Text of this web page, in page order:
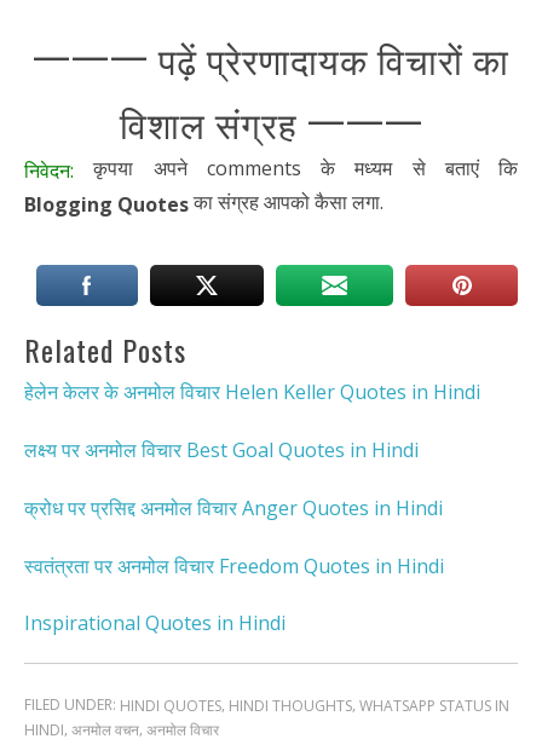
———पढ़ें प्रेरणादायक विचारों का
विशाल संग्रह ———
निवेदन: कृपया अपने comments के मध्यम से बताएं कि
Blogging Quotesका संग्रहआपको कैसा लगा.
Related Posts
हेलेन केलर के अनमोल विचार Helen Keller Quotes in Hindi
लक्ष्य पर अनमोल विचार Best Goal Quotes in Hindi
क्रोध पर प्रसिद्द अनमोल विचार Anger Quotes in Hindi
स्वतंत्रता पर अनमोल विचार Freedom Quotes in Hindi
Inspirational Quotes in Hindi
FILED UNDER: HINDI QUOTES, HINDI THOUGHTS, WHATSAPP STATUS IN
HINDI, अनमोल वचन, अनमोल विचार